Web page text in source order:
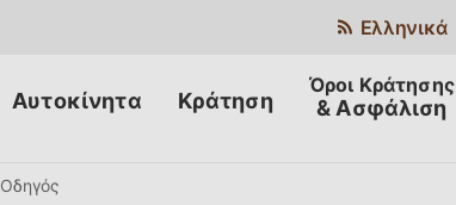
Ελληνικά
Αυτοκίνητα Κράτηση & Ασφάλιση
Οδηγός